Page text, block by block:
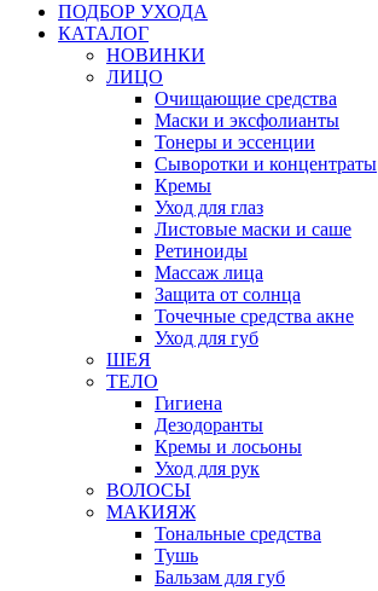
ПОДБОР УХОДА
КАТАЛОГ
НОВИНКИ
ЛИЦО
Очищающие средства
Маски и эксфолианты
Тонеры и эссенции
Сыворотки и концентраты
Кремы
Уход для глаз
Листовые маски и саше
Ретиноиды
Массаж лица
Защита от солнца
Точечные средства акне
Уход для губ
ШЕЯ
ТЕЛО
Гигиена
Дезодоранты
Кремы и лосьоны
Уход для рук
ВОЛОСЫ
МАКИЯЖ
Тональные средства
Тушь
Бальзам для губ